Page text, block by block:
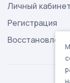
Личный кабинет
Регистрация